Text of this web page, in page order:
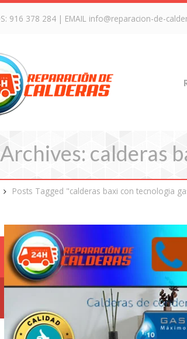
916 378 284 | EMAIL info@reparacion-de-
calderas
Posts Tagged "calderas baxi con tecnologia